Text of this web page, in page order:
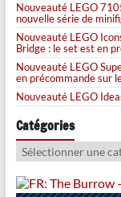
Nouveauté LEGO
nouvelle série de
Nouveauté LEGO
Bridge : le set est en
Nouveauté LEGO
en précommande sur
Nouveauté LEGO
Catégories
Catégories